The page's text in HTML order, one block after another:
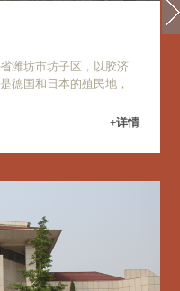
潍坊市坊子区，以胶济
德国和日本的殖民地，
+详情